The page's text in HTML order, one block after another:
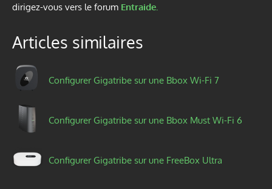
dirigez-vous vers le forum Entraide.
Articles similaires
Configurer Gigatribe sur une Bbox Wi-Fi 7
Configurer Gigatribe sur une Bbox Must Wi-Fi 6
Configurer Gigatribe sur une FreeBox Ultra